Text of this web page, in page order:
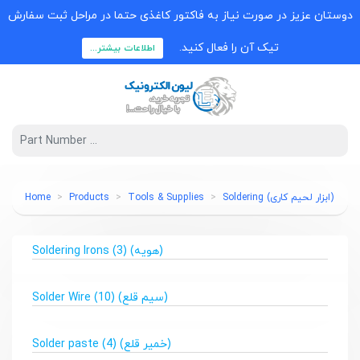
دوستان عزیز در صورت نیاز به فاکتور کاغذی حتما در مراحل ثبت سفارش
تیک آن را فعال کنید. اطلاعات بیشتر...
Home Products Tools & Supplies (ابزار لحیم کاری) Soldering
(هویه) Soldering Irons (3)
(سیم قلع) Solder Wire (10)
(خمیر قلع) Solder paste (4)